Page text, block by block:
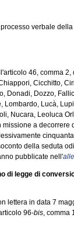
processo verbale
46, comma
Cicchitto,
Donadi, Dozzo,
Lombardo, Lucà,
Nucara, Leoluca
a decorrere
della seduta
pubblicate nell'
di legge di
lettera in data 7
96-bis, comma